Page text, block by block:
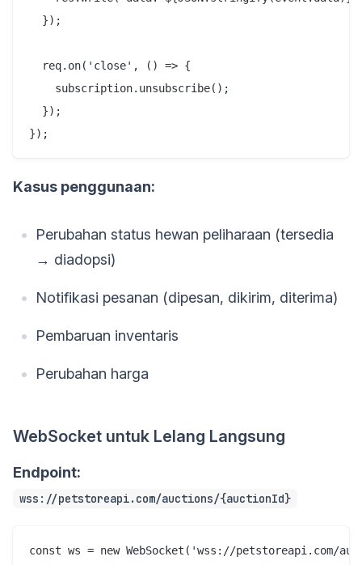
  });
  req.on('close', () => {
    subscription.unsubscribe();
  });
Kasus penggunaan:
Perubahan status hewan peliharaan (tersedia
→ diadopsi)
Notifikasi pesanan (dipesan, dikirim, diterima)
Pembaruan inventaris
Perubahan harga
WebSocket untuk Lelang Langsung
Endpoint:
wss://petstoreapi.com/auctions/{auctionId}
const ws = new WebSocket('wss://petstoreapi.com/